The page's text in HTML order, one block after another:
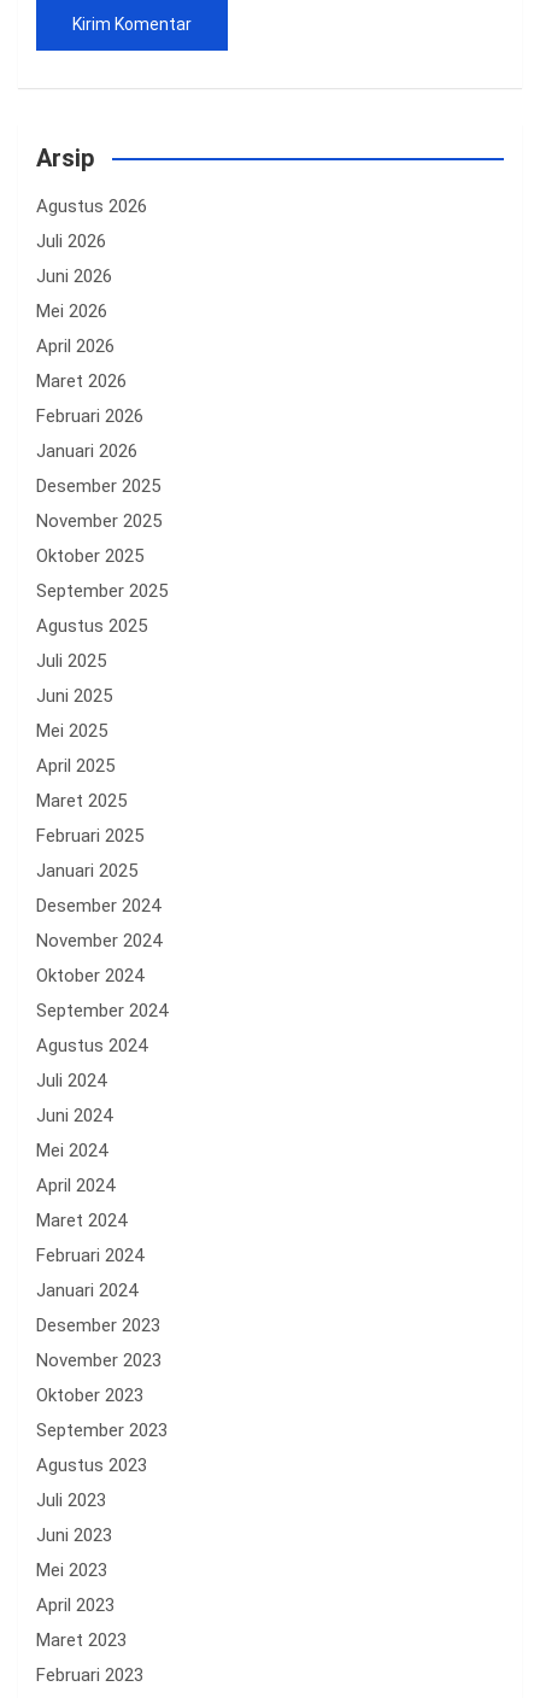
Arsip
Agustus 2026
Juli 2026
Juni 2026
Mei 2026
April 2026
Maret 2026
Februari 2026
Januari 2026
Desember 2025
November 2025
Oktober 2025
September 2025
Agustus 2025
Juli 2025
Juni 2025
Mei 2025
April 2025
Maret 2025
Februari 2025
Januari 2025
Desember 2024
November 2024
Oktober 2024
September 2024
Agustus 2024
Juli 2024
Juni 2024
Mei 2024
April 2024
Maret 2024
Februari 2024
Januari 2024
Desember 2023
November 2023
Oktober 2023
September 2023
Agustus 2023
Juli 2023
Juni 2023
Mei 2023
April 2023
Maret 2023
Februari 2023